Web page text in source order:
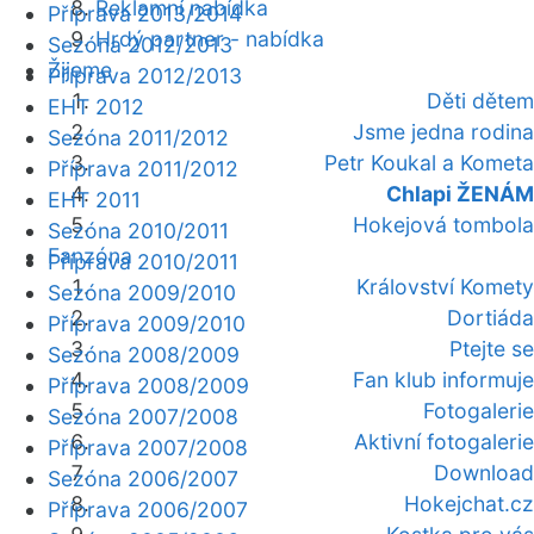
Reklamní nabídka
Hrdý partner - nabídka
Žijeme
Děti dětem
Jsme jedna rodina
Petr Koukal a Kometa
Chlapi ŽENÁM
Hokejová tombola
Fanzóna
Království Komety
Dortiáda
Ptejte se
Fan klub informuje
Fotogalerie
Aktivní fotogalerie
Download
Hokejchat.cz
Příprava 2013/2014
Sezóna 2012/2013
Příprava 2012/2013
EHT 2012
Sezóna 2011/2012
Příprava 2011/2012
EHT 2011
Sezóna 2010/2011
Příprava 2010/2011
Sezóna 2009/2010
Příprava 2009/2010
Sezóna 2008/2009
Příprava 2008/2009
Sezóna 2007/2008
Příprava 2007/2008
Sezóna 2006/2007
Příprava 2006/2007